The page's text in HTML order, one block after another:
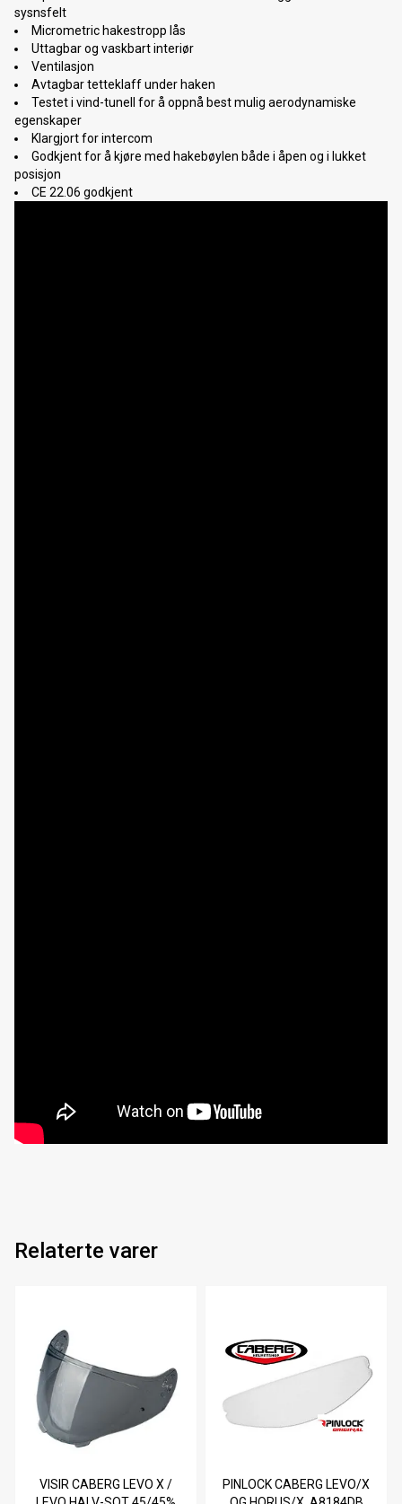
sysnsfelt
Micrometric hakestropp lås
Uttagbar og vaskbart interiør
Ventilasjon
Avtagbar tetteklaff under haken
Testet i vind-tunell for å oppnå best mulig aerodynamiske
egenskaper
Klargjort for intercom
Godkjent for å kjøre med hakebøylen både i åpen og i lukket
posisjon
CE 22.06 godkjent
Relaterte varer
VISIR CABERG LEVO X /
PINLOCK CABERG LEVO/X